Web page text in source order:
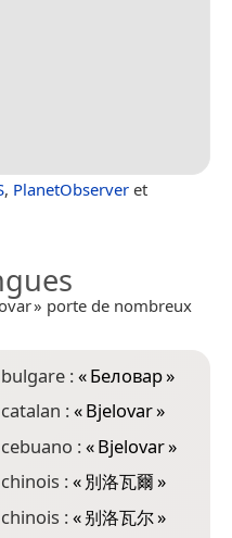
, PlanetObserver et
» porte de nombreux
bulgare :«Беловар»
catalan :«Bjelovar»
cebuano :«Bjelovar»
chinois :« 別洛瓦爾»
chinois :«别洛瓦尔»